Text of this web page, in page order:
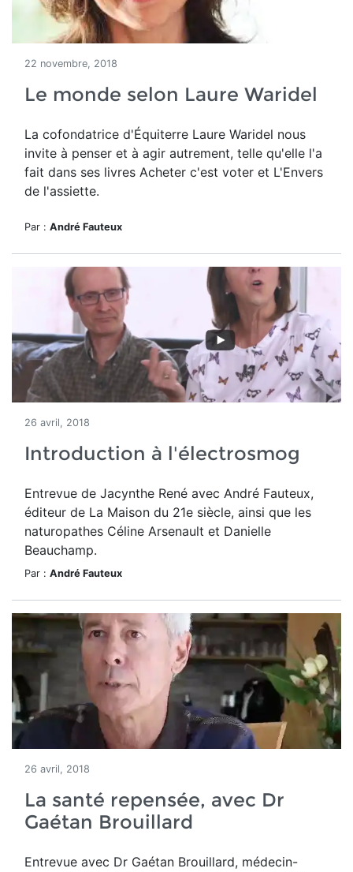
22 novembre, 2018
Le monde selon Laure Waridel
La cofondatrice d'Équiterre Laure Waridel nous
invite à penser et à agir autrement, telle qu'elle l'a
fait dans ses livres Acheter c'est voter et L'Envers
de l'assiette.
Par : André Fauteux
26 avril, 2018
Introduction à l'électrosmog
Entrevue de Jacynthe René avec André Fauteux,
éditeur de La Maison du 21e siècle, ainsi que les
naturopathes Céline Arsenault et Danielle
Beauchamp.
Par : André Fauteux
26 avril, 2018
La santé repensée, avec Dr
Gaétan Brouillard
Entrevue avec Dr Gaétan Brouillard, médecin-